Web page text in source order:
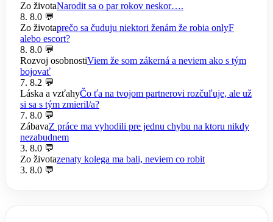
Zo životaNarodit sa o par rokov neskor….
8. 8.0 💬
Zo životaprečo sa čuduju niektori ženám že robia onlyF
alebo escort?
8. 8.0 💬
Rozvoj osobnostiViem že som zákerná a neviem ako s tým
bojovať
7. 8.2 💬
Láska a vzťahyČo ťa na tvojom partnerovi rozčuľuje, ale už
si sa s tým zmieril/a?
7. 8.0 💬
ZábavaZ práce ma vyhodili pre jednu chybu na ktoru nikdy
nezabudnem
3. 8.0 💬
Zo životazenaty kolega ma bali, neviem co robit
3. 8.0 💬